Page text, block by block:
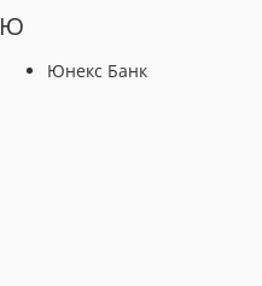
Ю
Юнекс Банк